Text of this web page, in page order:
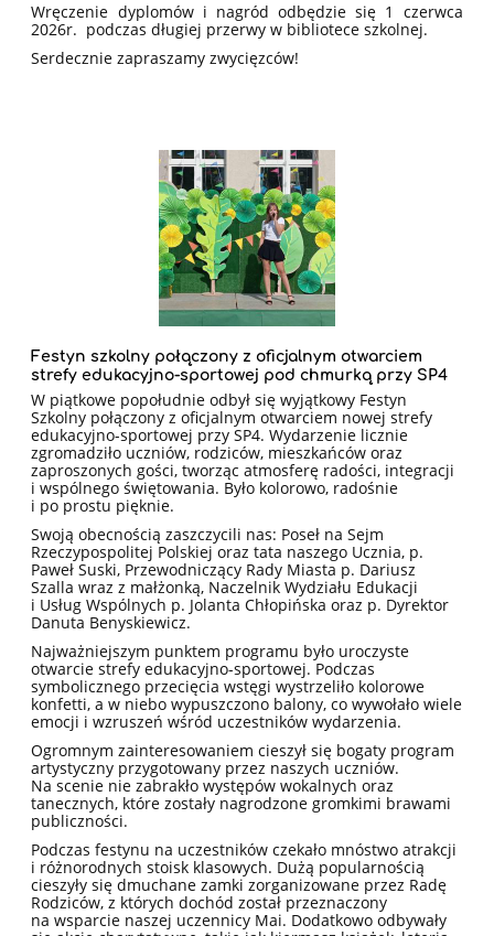
Wręczenie dyplomów i nagród odbędzie się 1 czerwca
2026r. podczas długiej przerwy w bibliotece szkolnej.
Serdecznie zapraszamy zwycięzców!
Festyn szkolny połączony z oficjalnym otwarciem
strefy edukacyjno-sportowej pod chmurką przy SP4
W piątkowe popołudnie odbył się wyjątkowy Festyn
Szkolny połączony z oficjalnym otwarciem nowej strefy
edukacyjno-sportowej przy SP4. Wydarzenie licznie
zgromadziło uczniów, rodziców, mieszkańców oraz
zaproszonych gości, tworząc atmosferę radości, integracji
i wspólnego świętowania. Było kolorowo, radośnie
i po prostu pięknie.
Swoją obecnością zaszczycili nas: Poseł na Sejm
Rzeczypospolitej Polskiej oraz tata naszego Ucznia, p.
Paweł Suski, Przewodniczący Rady Miasta p. Dariusz
Szalla wraz z małżonką, Naczelnik Wydziału Edukacji
i Usług Wspólnych p. Jolanta Chłopińska oraz p. Dyrektor
Danuta Benyskiewicz.
Najważniejszym punktem programu było uroczyste
otwarcie strefy edukacyjno-sportowej. Podczas
symbolicznego przecięcia wstęgi wystrzeliło kolorowe
konfetti, a w niebo wypuszczono balony, co wywołało wiele
emocji i wzruszeń wśród uczestników wydarzenia.
Ogromnym zainteresowaniem cieszył się bogaty program
artystyczny przygotowany przez naszych uczniów.
Na scenie nie zabrakło występów wokalnych oraz
tanecznych, które zostały nagrodzone gromkimi brawami
publiczności.
Podczas festynu na uczestników czekało mnóstwo atrakcji
i różnorodnych stoisk klasowych. Dużą popularnością
cieszyły się dmuchane zamki zorganizowane przez Radę
Rodziców, z których dochód został przeznaczony
na wsparcie naszej uczennicy Mai. Dodatkowo odbywały